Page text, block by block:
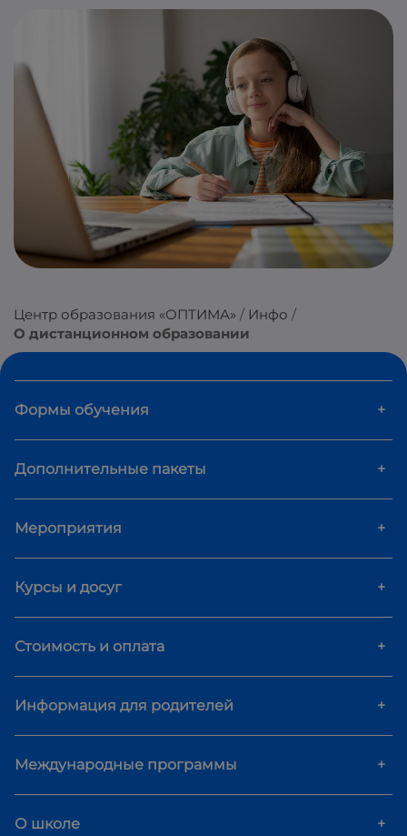
Центр образования «ОПТИМА»
Инфо
О дистанционном образовании
Формы обучения +
Дополнительные пакеты +
Мероприятия +
Курсы и досуг +
Стоимость и оплата +
Информация для родителей +
Международные программы +
О школе +